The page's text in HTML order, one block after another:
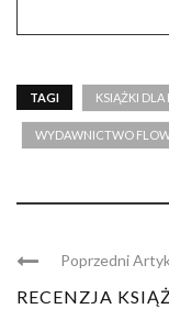
TAGI KSIĄŻKI DLA
WYDAWNICTWO
Poprzedni
RECENZJA